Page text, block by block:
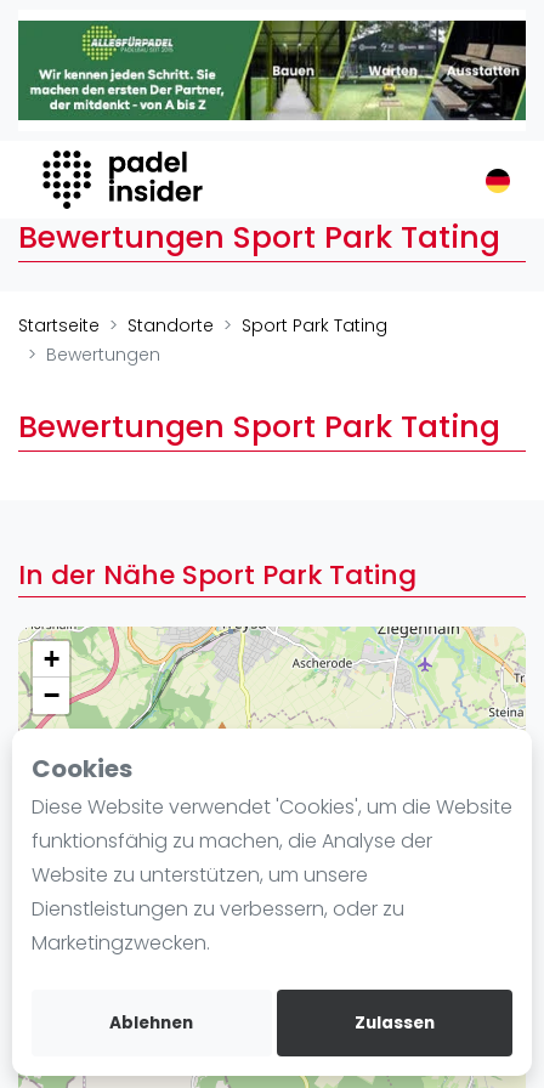
Cookies
Diese Website verwendet 'Cookies', um die Website
funktionsfähig zu machen, die Analyse der
Website zu unterstützen, um unsere
Dienstleistungen zu verbessern, oder zu
Marketingzwecken.
Ablehnen Zulassen
Padel Insider
Home
Organisationen
Buchungssysteme
Padel-Shops
Padelplatzbauer
Verschiedenes
Turniere
Ranking
Frauen
FIP Männer
FIP Frauen
Blog
Die Geschichte von Padel
Regeln und Punktzählung
Padel Schläge
Video
Bewertungen Sport Park Tating
Startseite Standorte
Sport Park Tating
Bewertungen
Bewertungen Sport Park Tating
In der Nähe Sport Park Tating
+
−